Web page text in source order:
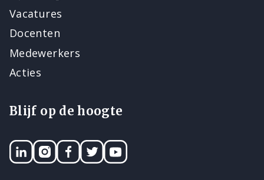
Vacatures
Docenten
Medewerkers
Acties
Blijf op de hoogte
LinkedINInstagram
Facebook
TwitterYouTube